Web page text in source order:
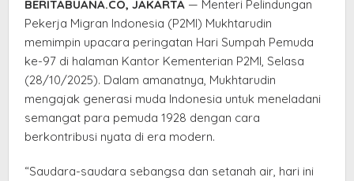
Modern
BERITABUANA.CO, JAKARTA — Menteri Pelindungan
Pekerja Migran Indonesia (P2MI) Mukhtarudin
memimpin upacara peringatan Hari Sumpah Pemuda
ke-97 di halaman Kantor Kementerian P2MI, Selasa
(28/10/2025). Dalam amanatnya, Mukhtarudin
mengajak generasi muda Indonesia untuk meneladani
semangat para pemuda 1928 dengan cara
berkontribusi nyata di era modern.
“Saudara-saudara sebangsa dan setanah air, hari ini